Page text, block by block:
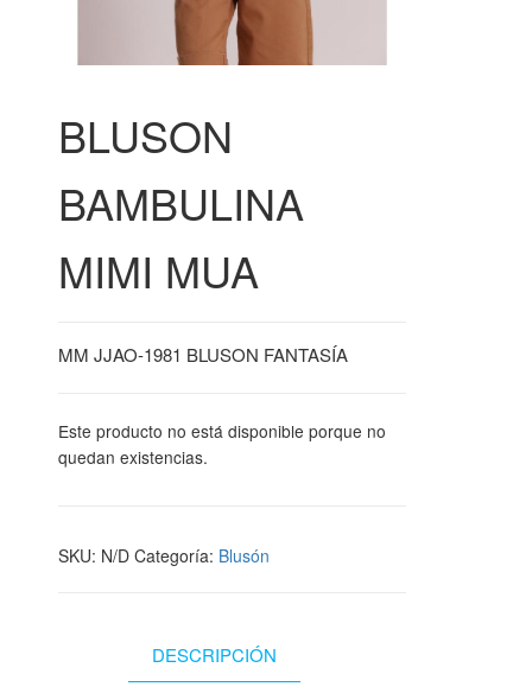
BLUSON
BAMBULINA
MIMI MUA
MM JJAO-1981 BLUSON FANTASÍA
Este producto no está disponible porque no
quedan existencias.
SKU: N/D Categoría: Blusón
DESCRIPCIÓN